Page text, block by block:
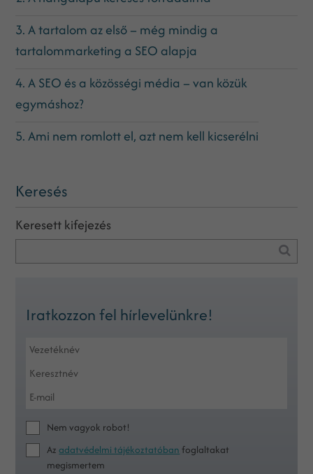
3. A tartalom az első – még mindig a
tartalommarketing a SEO alapja
4. A SEO és a közösségi média – van közük
egymáshoz?
5. Ami nem romlott el, azt nem kell kicserélni
Keresés
Keresett kifejezés
Iratkozzon fel hírlevelünkre!
Nem vagyok robot!
Azadatvédelmi tájékoztatóban foglaltakat
megismertem